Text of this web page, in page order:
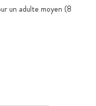
un adulte moyen (8